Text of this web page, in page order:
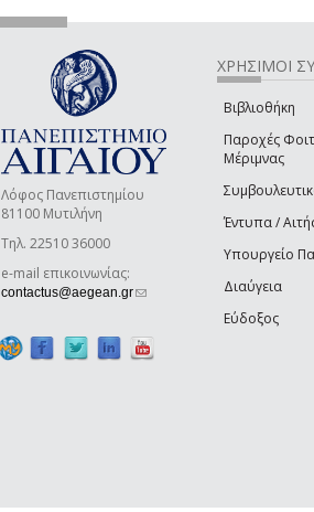
Λόφος Πανεπιστημίου
81100 Μυτιλήνη
Τηλ. 22510 36000
e-mail επικοινωνίας:
contactus@aegean.gr(link sends e-mail)
ΧΡΗΣΙΜΟΙ
Βιβλιοθήκη
Παροχές
Μέριμνας
Έντυπα /
Υπουργείο
Διαύγεια
Εύδοξος